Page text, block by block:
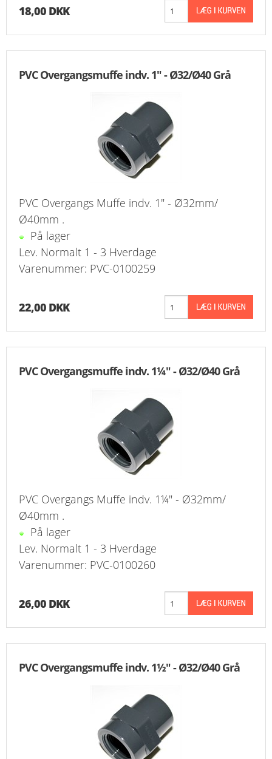
18,00 DKK
PVC Overgangsmuffe indv. 1" - Ø32/Ø40 Grå
PVC Overgangs Muffe indv. 1" - Ø32mm/
Ø40mm .
På lager
Lev. Normalt 1 - 3 Hverdage
Varenummer: PVC-0100259
22,00 DKK
PVC Overgangsmuffe indv. 1¼" - Ø32/Ø40 Grå
PVC Overgangs Muffe indv. 1¼" - Ø32mm/
Ø40mm .
På lager
Lev. Normalt 1 - 3 Hverdage
Varenummer: PVC-0100260
26,00 DKK
PVC Overgangsmuffe indv. 1½" - Ø32/Ø40 Grå